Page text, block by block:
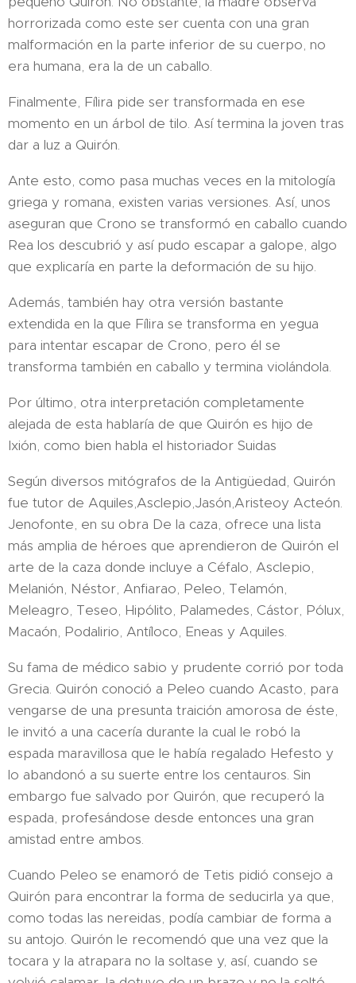
horrorizada como este ser cuenta con una gran
malformación en la parte inferior de su cuerpo, no
era humana, era la de un caballo.
Finalmente, Fílira pide ser transformada en ese
momento en un árbol de tilo. Así termina la joven tras
dar a luz a Quirón.
Ante esto, como pasa muchas veces en la mitología
griega y romana, existen varias versiones. Así, unos
aseguran que Crono se transformó en caballo cuando
Rea los descubrió y así pudo escapar a galope, algo
que explicaría en parte la deformación de su hijo.
Además, también hay otra versión bastante
extendida en la que Fílira se transforma en yegua
para intentar escapar de Crono, pero él se
transforma también en caballo y termina violándola.
Por último, otra interpretación completamente
alejada de esta hablaría de que Quirón es hijo de
Ixión, como bien habla el historiador Suidas
Según diversos mitógrafos de la Antigüedad, Quirón
fue tutor de Aquiles,​Asclepio,​Jasón,​Aristeo​y Acteón.
Jenofonte, en su obra De la caza, ofrece una lista
más amplia de héroes que aprendieron de Quirón el
arte de la caza donde incluye a Céfalo, Asclepio,
Melanión, Néstor, Anfiarao, Peleo, Telamón,
Meleagro, Teseo, Hipólito, Palamedes, Cástor, Pólux,
Macaón, Podalirio, Antíloco, Eneas y Aquiles.​
Su fama de médico sabio y prudente corrió por toda
Grecia. Quirón conoció a Peleo cuando Acasto, para
vengarse de una presunta traición amorosa de éste,
le invitó a una cacería durante la cual le robó la
espada maravillosa que le había regalado Hefesto y
lo abandonó a su suerte entre los centauros. Sin
embargo fue salvado por Quirón, que recuperó la
espada, profesándose desde entonces una gran
amistad entre ambos.
Cuando Peleo se enamoró de Tetis pidió consejo a
Quirón para encontrar la forma de seducirla ya que,
como todas las nereidas, podía cambiar de forma a
su antojo. Quirón le recomendó que una vez que la
tocara y la atrapara no la soltase y, así, cuando se